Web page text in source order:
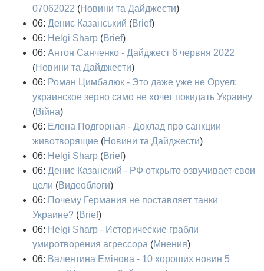
07062022 (Новини та Дайджести)
06: Денис Казанський (Brief)
06: Helgi Sharp (Brief)
06: Антон Санченко - Дайджест 6 червня 2022
(Новини та Дайджести)
06: Роман Цимбалюк - Это даже уже не Оруел:
украинское зерно само не хочет покидать Украину
(Війна)
06: Елена Подгорная - Доклад про санкции
животворящие (Новини та Дайджести)
06: Helgi Sharp (Brief)
06: Денис Казанский - РФ открыто озвучивает свои
цели (Видеоблоги)
06: Почему Германия не поставляет танки
Украине? (Brief)
06: Helgi Sharp - Исторические грабли
умиротворения агрессора (Мнения)
06: Валентина Емінова - 10 хороших новин 5